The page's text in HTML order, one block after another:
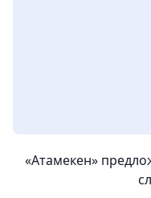
«Атамекен»